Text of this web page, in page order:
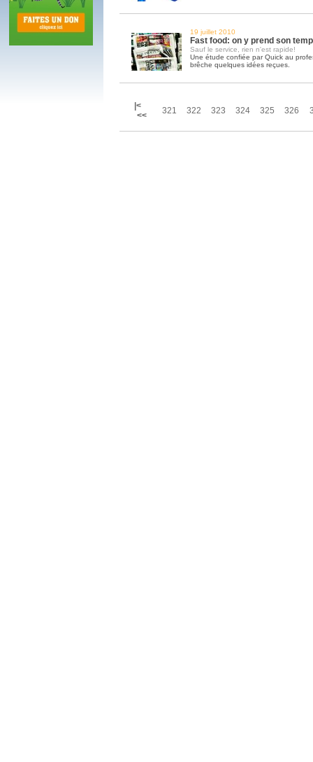
19 juillet 2010
Fast food: on y prend son
Sauf le service, rien n'est rapide!
Une étude confiée par Quick au
brêche quelques idées reçues.
|<
<<
321 322 323 324 325 326